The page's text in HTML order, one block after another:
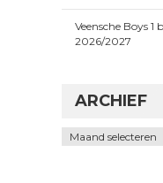
Veensche Boys
2026/2027
ARCHIEF
Archief